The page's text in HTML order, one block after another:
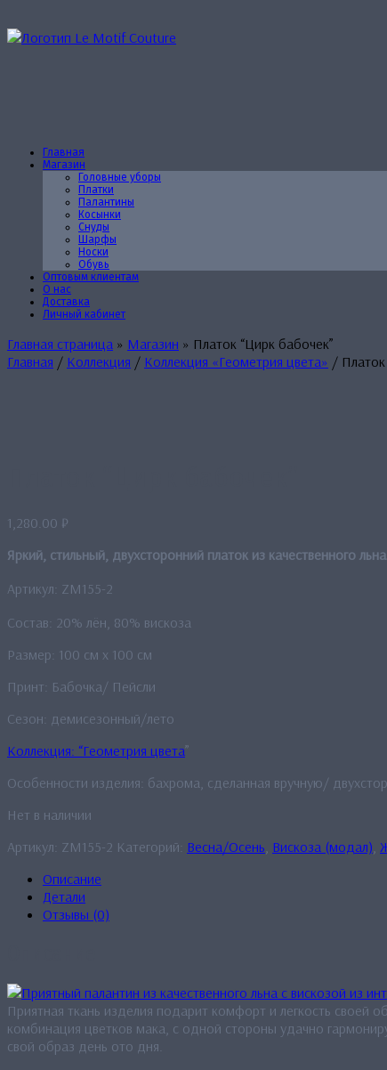
к
Главная
Магазин
Головные уборы
Платки
Палантины
Косынки
Снуды
Шарфы
Носки
Обувь
Оптовым клиентам
О нас
Доставка
Личный кабинет
Главная страница » Магазин » Платок “Цирк бабочек”
Главная / Коллекция / Коллекция «Геометрия цвета» / Платок
1,280.00 ₽
Яркий, стильный, двухсторонний платок из качественного
Артикул: ZM155-2
Состав: 20% лён, 80% вискоза
Размер: 100 см x 100 см
Принт: Бабочка/ Пейсли
Сезон: демисезонный/лето
Коллекция: “Геометрия цвета”
Особенности изделия: бахрома, сделанная вручную/
Нет в наличии
Артикул: ZM155-2 Категорий: Весна/Осень Вискоза (модал)
Описание
Детали
Отзывы (0)
Приятная ткань изделия подарит комфорт и легкость своей
комбинация цветков мака, с одной стороны удачно
свой образ день ото дня.